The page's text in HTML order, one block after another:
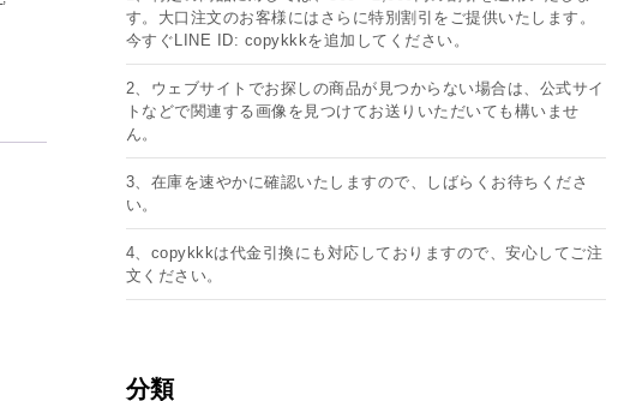
す。大口注文のお客様にはさらに特別割引をご提供いたします。
今すぐLINE ID: copykkkを追加してください。
2、ウェブサイトでお探しの商品が見つからない場合は、公式サイ
トなどで関連する画像を見つけてお送りいただいても構いませ
ん。
3、在庫を速やかに確認いたしますので、しばらくお待ちくださ
い。
4、copykkkは代金引換にも対応しておりますので、安心してご注
文ください。
分類